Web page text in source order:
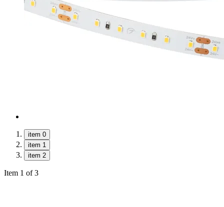
item 0
item 1
item 2
Item 1 of 3